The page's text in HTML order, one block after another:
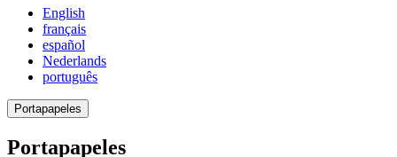
English
français
español
Nederlands
português
Portapapeles
Portapapeles